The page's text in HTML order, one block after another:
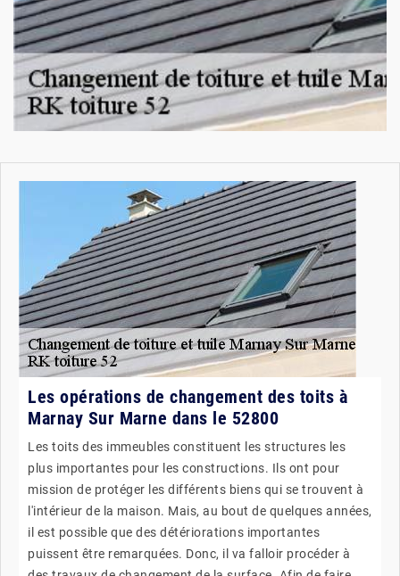
Les opérations de changement des toits à
Marnay Sur Marne dans le 52800
Les toits des immeubles constituent les structures les
plus importantes pour les constructions. Ils ont pour
mission de protéger les différents biens qui se trouvent à
l'intérieur de la maison. Mais, au bout de quelques années,
il est possible que des détériorations importantes
puissent être remarquées. Donc, il va falloir procéder à